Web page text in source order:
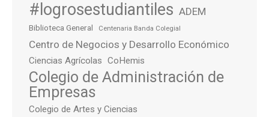
#logrosestudiantiles ADEM
Biblioteca General Centenaria Banda Colegial
Centro de Negocios y Desarrollo Económico
Ciencias Agrícolas CoHemis
Colegio de Administración de
Empresas
Colegio de Artes y Ciencias